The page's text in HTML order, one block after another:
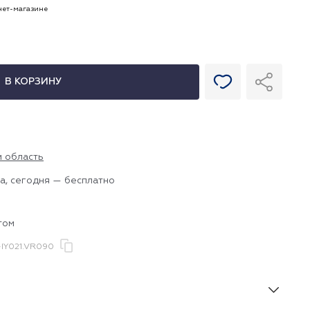
магазине
В КОРЗИНУ
область
сегодня — бесплатно